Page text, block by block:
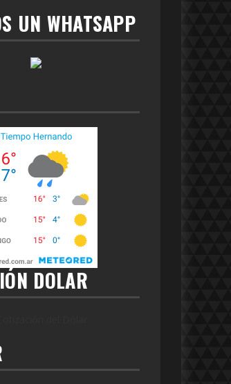
UN WHATSAPP
DOLAR